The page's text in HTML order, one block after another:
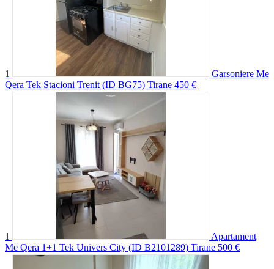
1
Garsoniere Me
Qera Tek Stacioni Trenit (ID BG75) Tirane 450 €
1
Apartament
Me Qera 1+1 Tek Univers City (ID B2101289) Tirane 500 €